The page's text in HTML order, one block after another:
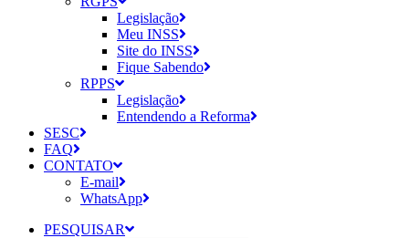
Legislação
Meu INSS
Site do INSS
Fique Sabendo
RPPS
Legislação
Entendendo a Reforma
SESC
FAQ
CONTATO
E-mail
WhatsApp
PESQUISAR